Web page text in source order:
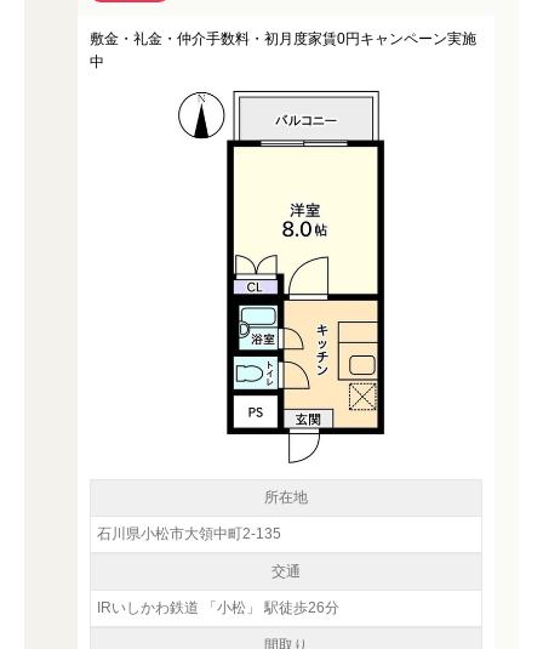
敷金・礼金・仲介手数料・初月度家賃0円キャンペーン実施
中
所在地
石川県小松市大領中町2-135
交通
IRいしかわ鉄道 「小松」 駅徒歩26分
間取り